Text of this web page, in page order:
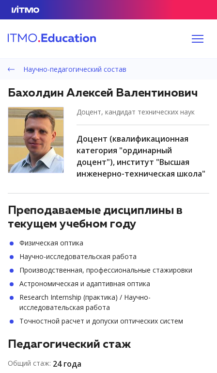
Научно-педагогический состав
Бахолдин Алексей Валентинович
доцент, кандидат технических наук
доцент (квалификационная
категория "ординарный
доцент"), институт "Высшая
инженерно-техническая школа"
Преподаваемые дисциплины в
текущем учебном году
Физическая оптика
Научно-исследовательская работа
Производственная, профессиональные стажировки
Астрономическая и адаптивная оптика
Research Internship (практика) / Научно-
исследовательская работа
Точностной расчет и допуски оптических систем
Педагогический стаж
Общий стаж: 24 года